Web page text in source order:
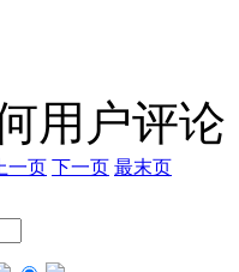
用户评论
上一页 下一页 最末页